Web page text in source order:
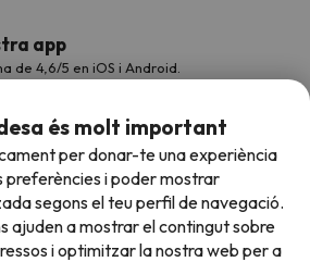
app
de 4,6/5 en iOS i Android.
és molt important
per donar-te una experiència
i poder mostrar
segons el teu perfil de navegació.
ajuden a mostrar el contingut sobre
i optimitzar la nostra web per a